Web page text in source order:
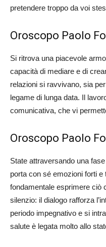
pretendere troppo da voi
Oroscopo Paolo
Si ritrova una piacevole
capacità di mediare e di
relazioni si ravvivano, sia
legame di lunga data. Il
comunicativa, che vi
Oroscopo Paolo
State attraversando una
porta con sé emozioni forti
fondamentale esprimere ciò
silenzio: il dialogo rafforza
periodo impegnativo e si
salute è legata molto allo